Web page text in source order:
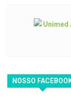
NOSSO